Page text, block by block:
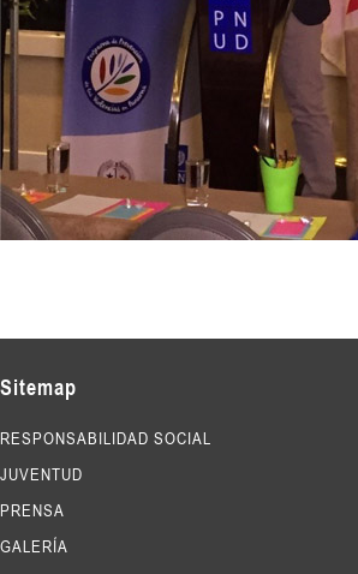
Sitemap
RESPONSABILIDAD SOCIAL
JUVENTUD
PRENSA
GALERÍA